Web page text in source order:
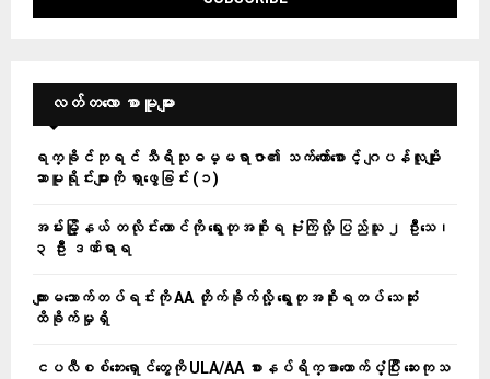
လတ်တ‌လော စာမူများ
ရက္ခိုင်ဘုရင် သီရိသုဓမ္မရာဇာ၏ သက်တော်စောင့် ဂျပန်လူမျိုး
ဆာမူရိုင်းများကို ရှာဖွေခြင်း (၁)
အမ်းမြို့နယ် တလိုင်းတောင်ကို ရွေးတုအစိုးရ ဗုံးကြဲလို့ ပြည်သူ ၂ ဦးသေ၊
၃ ဦး ဒဏ်ရာရ
ကျားမသောက်တပ်ရင်းကို AA တိုက်ခိုက်လို့ ရွေးတုအစိုးရတပ် သေဆုံး
ထိခိုက်မှုရှိ
ငပလီစစ်ဘေးရှောင်တွေကို ULA/AA စားနပ်ရိက္ခာထောက်ပံ့ပြီး ဆေးကုသ